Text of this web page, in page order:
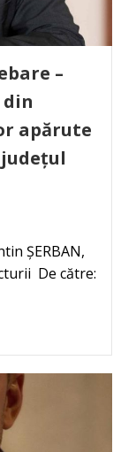
–
apărute
ȘERBAN,
De către: